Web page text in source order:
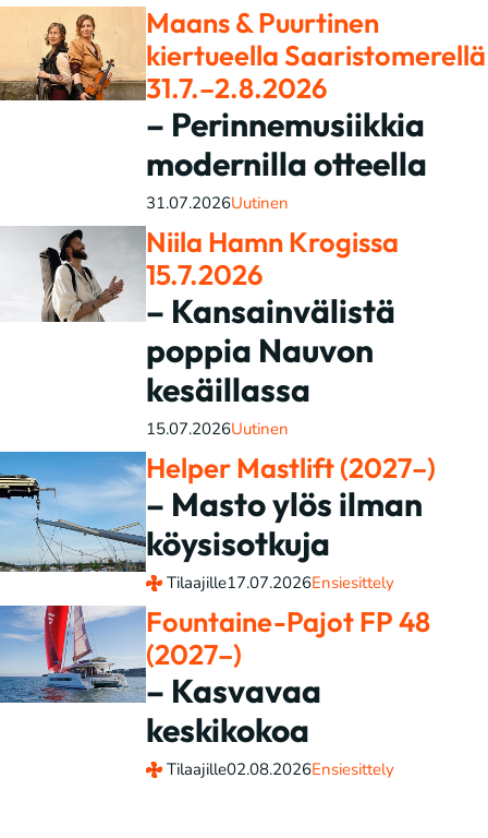
Maans & Puurtinen
kiertueella Saaristomerellä
31.7.–2.8.2026
– Perinnemusiikkia
modernilla otteella
31.07.2026Uutinen
Niila Hamn Krogissa
15.7.2026
– Kansainvälistä
poppia Nauvon
kesäillassa
15.07.2026Uutinen
Helper Mastlift (2027–)
– Masto ylös ilman
köysisotkuja
Tilaajille17.07.2026Ensiesittely
Fountaine-Pajot FP 48
(2027–)
– Kasvavaa
keskikokoa
Tilaajille02.08.2026Ensiesittely